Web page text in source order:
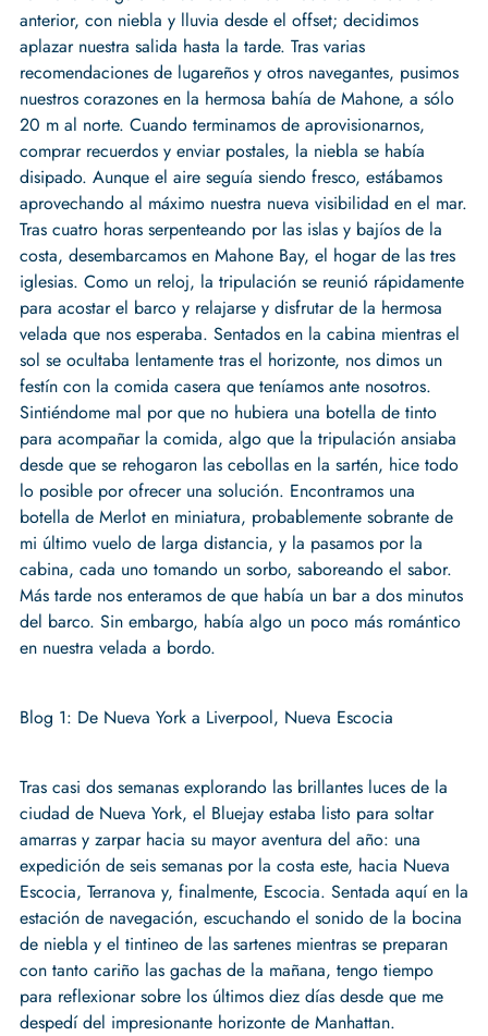
anterior, con niebla y lluvia desde el offset; decidimos
aplazar nuestra salida hasta la tarde. Tras varias
recomendaciones de lugareños y otros navegantes, pusimos
nuestros corazones en la hermosa bahía de Mahone, a sólo
20 m al norte. Cuando terminamos de aprovisionarnos,
comprar recuerdos y enviar postales, la niebla se había
disipado. Aunque el aire seguía siendo fresco, estábamos
aprovechando al máximo nuestra nueva visibilidad en el mar.
Tras cuatro horas serpenteando por las islas y bajíos de la
costa, desembarcamos en Mahone Bay, el hogar de las tres
iglesias. Como un reloj, la tripulación se reunió rápidamente
para acostar el barco y relajarse y disfrutar de la hermosa
velada que nos esperaba. Sentados en la cabina mientras el
sol se ocultaba lentamente tras el horizonte, nos dimos un
festín con la comida casera que teníamos ante nosotros.
Sintiéndome mal por que no hubiera una botella de tinto
para acompañar la comida, algo que la tripulación ansiaba
desde que se rehogaron las cebollas en la sartén, hice todo
lo posible por ofrecer una solución. Encontramos una
botella de Merlot en miniatura, probablemente sobrante de
mi último vuelo de larga distancia, y la pasamos por la
cabina, cada uno tomando un sorbo, saboreando el sabor.
Más tarde nos enteramos de que había un bar a dos minutos
del barco. Sin embargo, había algo un poco más romántico
en nuestra velada a bordo.
Blog 1: De Nueva York a Liverpool, Nueva Escocia
Tras casi dos semanas explorando las brillantes luces de la
ciudad de Nueva York, el Bluejay estaba listo para soltar
amarras y zarpar hacia su mayor aventura del año: una
expedición de seis semanas por la costa este, hacia Nueva
Escocia, Terranova y, finalmente, Escocia. Sentada aquí en la
estación de navegación, escuchando el sonido de la bocina
de niebla y el tintineo de las sartenes mientras se preparan
con tanto cariño las gachas de la mañana, tengo tiempo
para reflexionar sobre los últimos diez días desde que me
despedí del impresionante horizonte de Manhattan.